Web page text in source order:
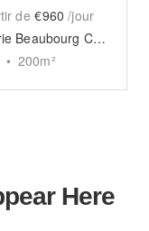
de €960 /jour
Galerie Beaubourg Chapon
• 200m²
Here